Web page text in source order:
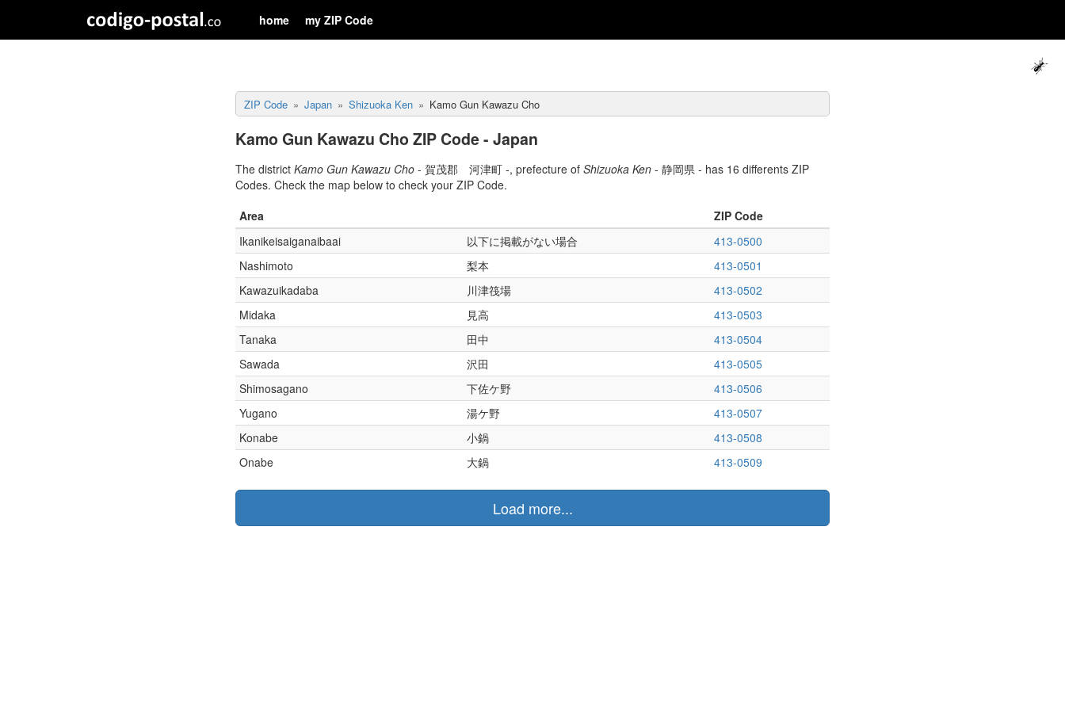
home my ZIP Code
ZIP Code Japan Shizuoka Ken Kamo Gun Kawazu Cho
Kamo Gun Kawazu Cho ZIP Code - Japan
The district Kamo Gun Kawazu Cho - 賀茂郡 河津町 -, prefecture of Shizuoka Ken - 静岡県 - has 16 differents ZIP
Codes. Check the map below to check your ZIP Code.
Area
ZIP Code
Ikanikeisaiganaibaai
以下に掲載がない場合
413-0500
Nashimoto
梨本
413-0501
Kawazuikadaba
川津筏場
413-0502
Midaka
見高
413-0503
Tanaka
田中
413-0504
Sawada
沢田
413-0505
Shimosagano
下佐ケ野
413-0506
Yugano
湯ケ野
413-0507
Konabe
小鍋
413-0508
Onabe
大鍋 413-0509
Load more...